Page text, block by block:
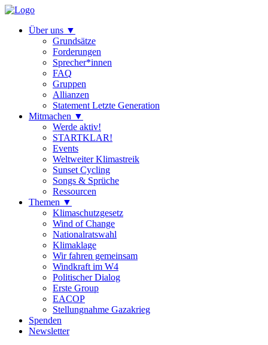
Über uns ▼
Grundsätze
Forderungen
Sprecher*innen
FAQ
Gruppen
Allianzen
Statement Letzte Generation
Mitmachen ▼
Werde aktiv!
STARTKLAR!
Events
Weltweiter Klimastreik
Sunset Cycling
Songs & Sprüche
Ressourcen
Themen ▼
Klimaschutzgesetz
Wind of Change
Nationalratswahl
Klimaklage
Wir fahren gemeinsam
Windkraft im W4
Politischer Dialog
Erste Group
EACOP
Stellungnahme Gazakrieg
Spenden
Newsletter